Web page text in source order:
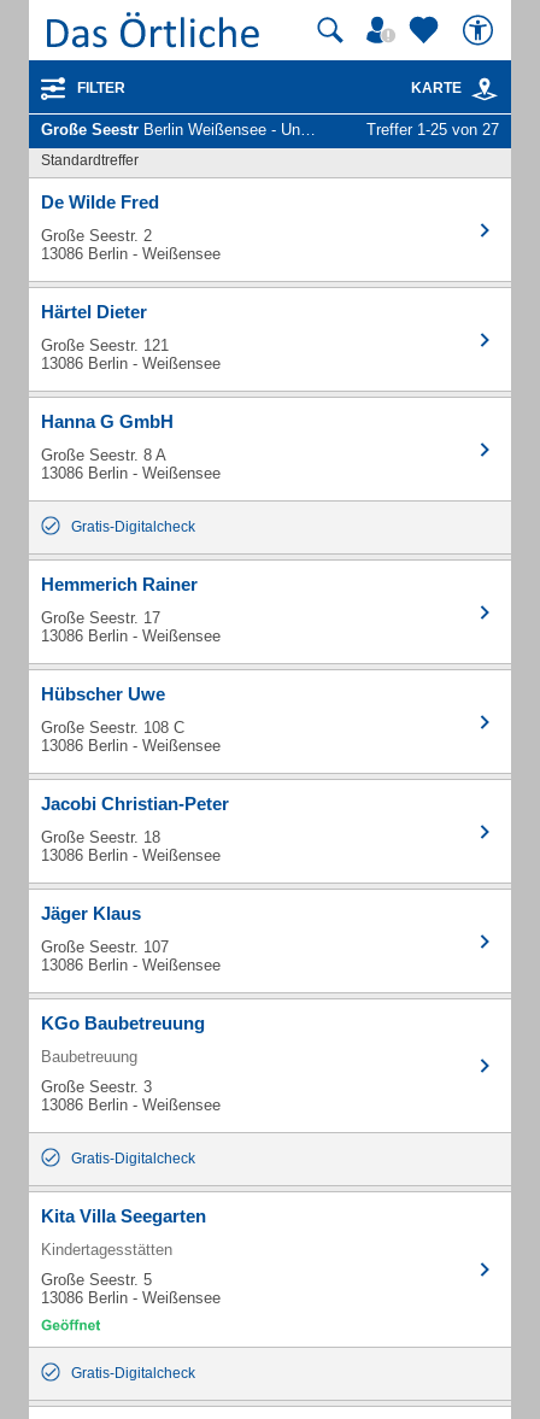
FILTER KARTE
Große Seestr Berlin Weißensee - Unternehmen und Personen Treffer 1-25 von 27
Standardtreffer
De Wilde Fred
Große Seestr. 2
13086 Berlin - Weißensee
Härtel Dieter
Große Seestr. 121
13086 Berlin - Weißensee
Hanna G GmbH
Große Seestr. 8 A
13086 Berlin - Weißensee
Gratis-Digitalcheck
Hemmerich Rainer
Große Seestr. 17
13086 Berlin - Weißensee
Hübscher Uwe
Große Seestr. 108 C
13086 Berlin - Weißensee
Jacobi Christian-Peter
Große Seestr. 18
13086 Berlin - Weißensee
Jäger Klaus
Große Seestr. 107
13086 Berlin - Weißensee
KGo Baubetreuung
Baubetreuung
Große Seestr. 3
13086 Berlin - Weißensee
Gratis-Digitalcheck
Kita Villa Seegarten
Kindertagesstätten
Große Seestr. 5
13086 Berlin - Weißensee
Gratis-Digitalcheck